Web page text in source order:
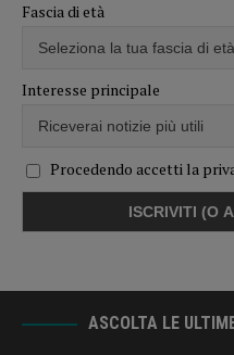
Fascia di età
Interesse principale
Procedendo accetti la
ASCOLTA LE